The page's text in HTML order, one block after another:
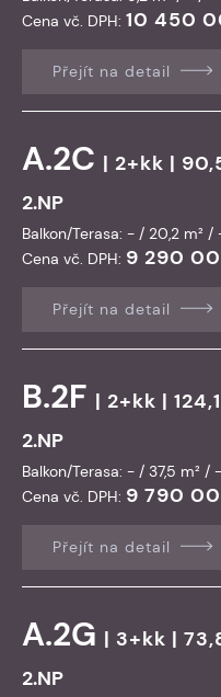
Cena vč. DPH: 10 450
Přejít na detail
A.2C | 2+kk |
2.NP
Balkon/Terasa: - / 20,2 m² /
Cena vč. DPH: 9 290
Přejít na detail
B.2F | 2+kk |
2.NP
Balkon/Terasa: - / 37,5 m² / -
Cena vč. DPH: 9 790
Přejít na detail
A.2G | 3+kk |
2.NP